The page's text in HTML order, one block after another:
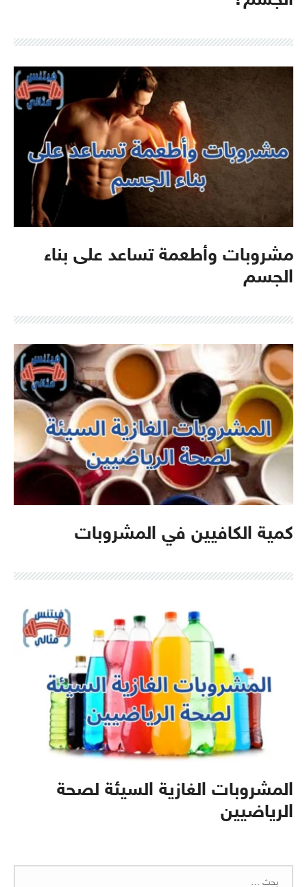
مشروبات وأطعمة تساعد على بناء
الجسم
كمية الكافيين في المشروبات
المشروبات الغازية السيئة لصحة
الرياضيين